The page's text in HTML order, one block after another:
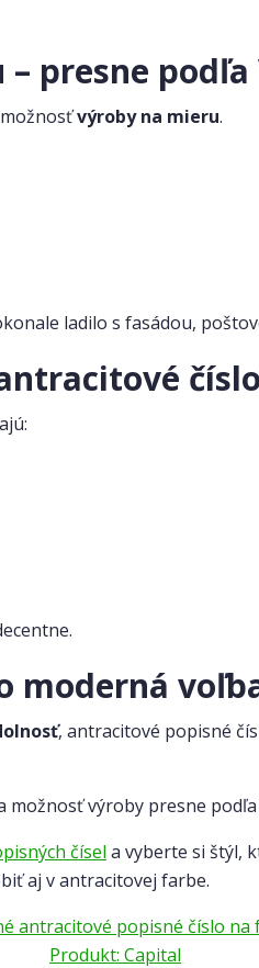
presne
výroby na mieru.
ladilo s fasádou,
moderná
, antracitové popisné
výroby presne podľa
čísel a vyberte si štýl,
aj v antracitovej farbe.
Produkt: Capital